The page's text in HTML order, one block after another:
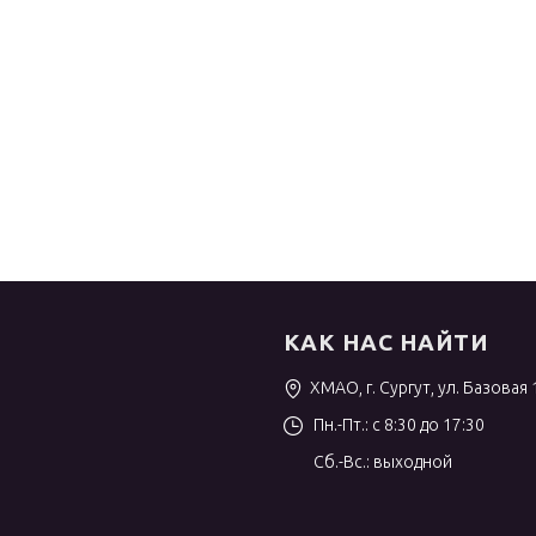
КАК НАС НАЙТИ
ХМАО, г. Сургут, ул. Базовая
Пн.-Пт.: с 8:30 до 17:30
Сб.-Вс.: выходной